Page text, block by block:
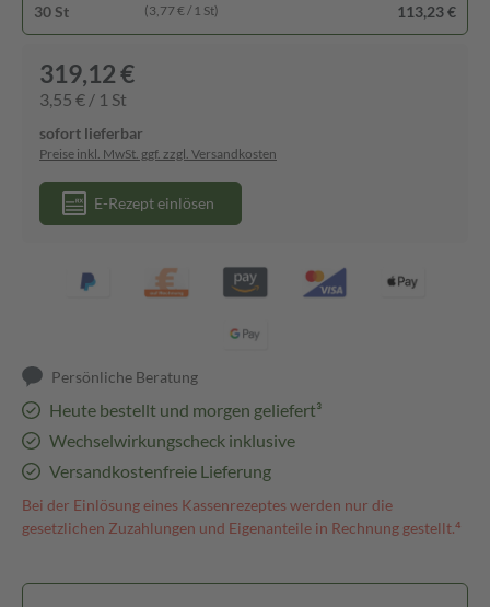
30 St (3,77 € / 1 St) 113,23 €
319,12 €
3,55 € / 1 St
sofort lieferbar
Preise inkl. MwSt. ggf. zzgl. Versandkosten
E-Rezept einlösen
Persönliche Beratung
Heute bestellt und morgen geliefert³
Wechselwirkungscheck inklusive
Versandkostenfreie Lieferung
Bei der Einlösung eines Kassenrezeptes werden nur die
gesetzlichen Zuzahlungen und Eigenanteile in Rechnung gestellt.⁴